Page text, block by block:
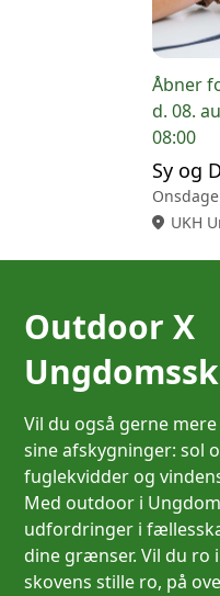
Åbner
d. 08.
08:00
Sy og
location_on UKH
Outdoor X
Vil du også gerne
sine afskygninger: sol
fuglekvidder og
Med outdoor i
udfordringer i
dine grænser. Vil du ro
skovens stille ro, på